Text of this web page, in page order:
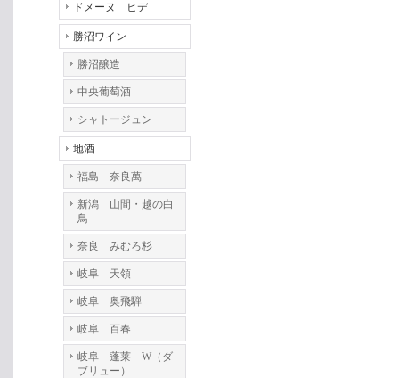
ドメーヌ ヒデ
勝沼ワイン
勝沼醸造
中央葡萄酒
シャトージュン
地酒
福島 奈良萬
新潟 山間・越の白
鳥
奈良 みむろ杉
岐阜 天領
岐阜 奥飛騨
岐阜 百春
岐阜 蓬莱 W（ダ
ブリュー）